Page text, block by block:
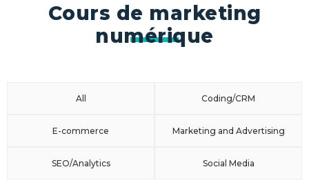
Cours de marketing
numérique
All Coding/CRM
E-commerce Marketing and Advertising
SEO/Analytics Social Media